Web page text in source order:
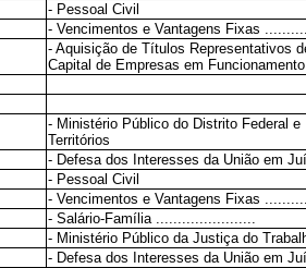
- Pessoal Civil
- Vencimentos e Vantagens Fixas
- Aquisição de Títulos Representativos
Capital de Empresas em Funcionamento
- Ministério Público do Distrito Federal e
Territórios
- Defesa dos Interesses da União em
- Pessoal Civil
- Vencimentos e Vantagens Fixas
- Salário-Família .......................
- Ministério Público da Justiça do
- Defesa dos Interesses da União em